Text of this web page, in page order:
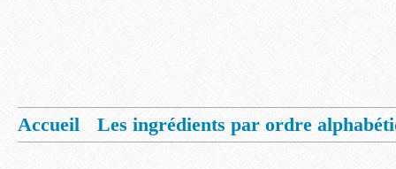
Accueil
Les ingrédients par ordre